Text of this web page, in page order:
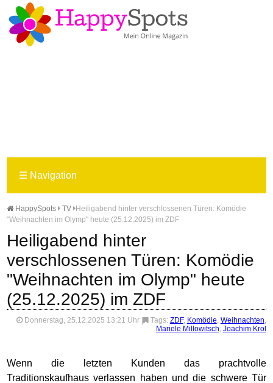
☰ Navigation
HappySpots TV
Heiligabend hinter verschlossenen Türen: Komödie
"Weihnachten im Olymp" heute (25.12.2025) im ZDF
Heiligabend hinter
verschlossenen Türen: Komödie
"Weihnachten im Olymp" heute
(25.12.2025) im ZDF
Donnerstag, 25.12.2025 13:21 Uhr Tags: ZDF, Komödie, Weihnachten,
Mariele Millowitsch, Joachim Krol
Wenn die letzten Kunden das prachtvolle
Traditionskaufhaus verlassen haben und die schwere Tür